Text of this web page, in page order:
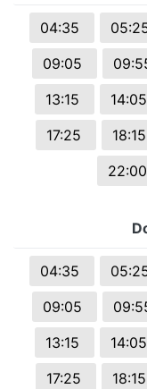
04:35
09:05
13:15
14:05
17:25
18:15
22:00
04:35
09:05
13:15
14:05
17:25
18:15